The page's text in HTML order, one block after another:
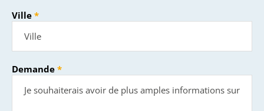
Ville
Demande